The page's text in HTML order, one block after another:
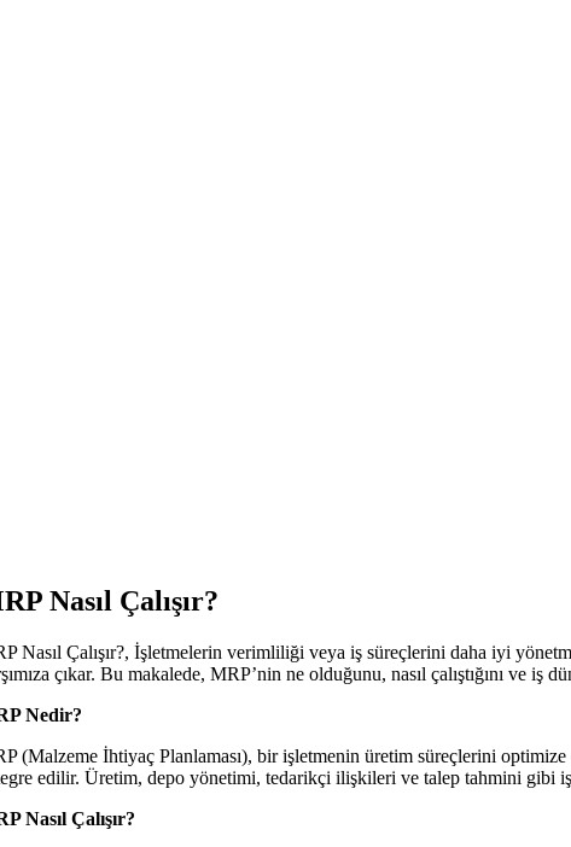
Nasıl Çalışır?
Nasıl Çalışır?, İşletmelerin verimliliği veya iş süreçlerini daha iyi
çıkar. Bu makalede, MRP’nin ne olduğunu, nasıl çalıştığını ve iş
Nedir?
(Malzeme İhtiyaç Planlaması), bir işletmenin üretim süreçlerini
edilir. Üretim, depo yönetimi, tedarikçi ilişkileri ve talep tahmini gibi
Nasıl Çalışır?